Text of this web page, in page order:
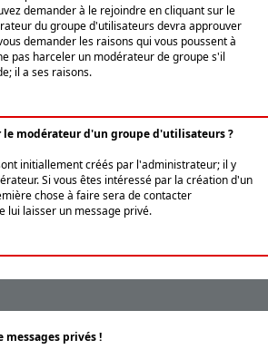
demander à le rejoindre en cliquant sur le
du groupe d'utilisateurs devra approuver
demander les raisons qui vous poussent à
pas harceler un modérateur de groupe s'il
il a ses raisons.
modérateur d'un groupe d'utilisateurs ?
initiallement créés par l'administrateur; il y
Si vous êtes intéressé par la création d'un
chose à faire sera de contacter
lui laisser un message privé.
messages privés !